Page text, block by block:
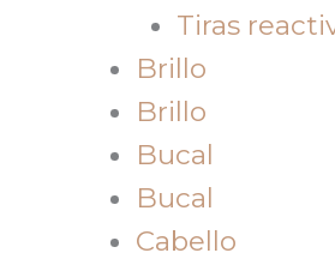
Tiras
Brillo
Brillo
Bucal
Bucal
Cabello